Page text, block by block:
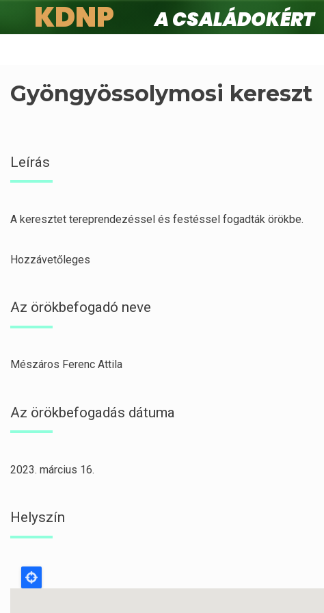
KDNP
A családokért.
Gyöngyössolymosi kereszt
Leírás
A keresztet tereprendezéssel és festéssel fogadták örökbe.
Hozzávetőleges
Az örökbefogadó neve
Mészáros Ferenc Attila
Az örökbefogadás dátuma
2023. március 16.
Helyszín